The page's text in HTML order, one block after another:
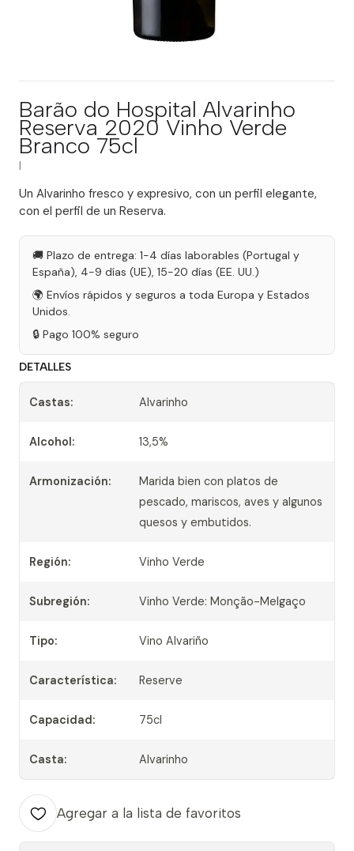
Barão do Hospital Alvarinho
Reserva 2020 Vinho Verde
Branco 75cl
Un Alvarinho fresco y expresivo, con un perfil elegante,
con el perfil de un Reserva.
🚚 Plazo de entrega: 1-4 días laborables (Portugal y
España), 4-9 días (UE), 15-20 días (EE. UU.)
🌍 Envíos rápidos y seguros a toda Europa y Estados
Unidos.
🔒 Pago 100% seguro
DETALLES
Castas: Alvarinho
Alcohol: 13,5%
Armonización:
Marida bien con platos de
pescado, mariscos, aves y algunos
quesos y embutidos.
Región: Vinho Verde
Subregión: Vinho Verde: Monção-Melgaço
Tipo: Vino Alvariño
Característica: Reserve
Capacidad: 75cl
Casta: Alvarinho
Agregar a la lista de favoritos